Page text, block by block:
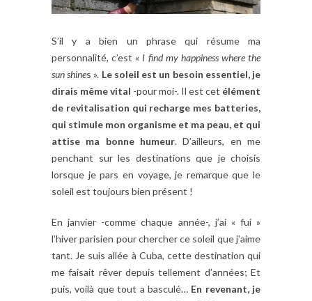
S’il y a bien un phrase qui résume ma
personnalité, c’est « I find my happiness where the
sun shines ». Le soleil est un besoin essentiel, je
dirais même vital -pour moi-. Il est cet élément
de revitalisation qui recharge mes batteries,
qui stimule mon organisme et ma peau, et qui
attise ma bonne humeur. D’ailleurs, en me
penchant sur les destinations que je choisis
lorsque je pars en voyage, je remarque que le
soleil est toujours bien présent !
En janvier -comme chaque année-, j’ai « fui »
l’hiver parisien pour chercher ce soleil que j’aime
tant. Je suis allée à Cuba, cette destination qui
me faisait rêver depuis tellement d’années; Et
puis, voilà que tout a basculé… En revenant, je